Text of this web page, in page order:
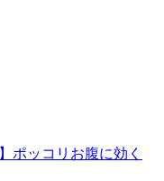
ポッコリお腹に効く